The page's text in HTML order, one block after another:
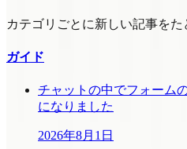
カテゴリごとに新しい記事をた
ガイド
チャットの中でフォーム
になりました
2026年8月1日